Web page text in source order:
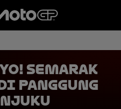
Semarak
Panggung